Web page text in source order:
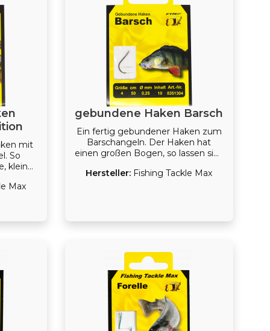
mit
So
kleine
Max
gebundene Haken Barsch
Ein fertig gebundener Haken zum
Barschangeln. Der Haken hat
einen großen Bogen, so lassen sich
aufziehen.
Hersteller: Fishing Tackle Max